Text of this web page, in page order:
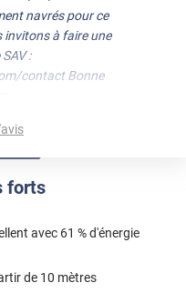
forts
avec 61 % d'énergie
de 10 mètres
navrés pour ce
invitons à faire une
:
contact Bonne